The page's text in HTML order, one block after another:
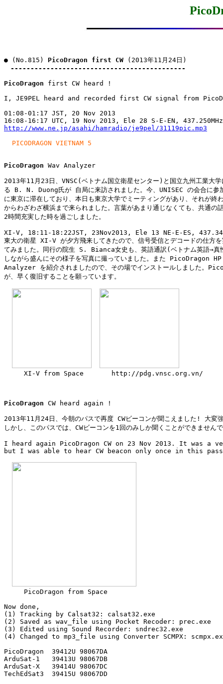
● (No.815) PicoDragon first CW (2013年11月24日)
--------------------------------------------
PicoDragon first CW heard !
I, JE9PEL heard and recorded first CW signal from
01:08-01:17 JST, 20 Nov 2013
http://www.ne.jp/asahi/hamradio/je9pel/31119pic.mp3
PICODRAGON VIETNAM 5
PicoDragon Wav Analyzer
2013年11月23日、VNSC(ベトナム国立衛星センター)と国立九州工業大学
る B. N. Duong氏が 自局に来訪されました。今、UNISEC の会合に参
に東京に滞在しており、本日も東京大学でミーティングがあり、それが終
からわざわざ横浜まで来られました。言葉があまり通じなくても、共通の
2時間充実した時を過ごしました。
XI-V, 18:11-18:22JST, 23Nov2013, Ele 13 NE-E-ES,
東大の衛星 XI-V が夕方飛来してきたので、信号受信とデコードの仕方を
てみました。同行の院生 S. Bianca女史も、英語通訳(ベトナム英語→真
しながら盛んにその様子を写真に撮っていました。また PicoDragon
Analyzer を紹介されましたので、その場でインストールしました。
が、早く復旧することを願っています。
     XI-V from Space
http://pdg.vnsc.org.vn/
PicoDragon CW heard again !
2013年11月24日、今朝のパスで再度 CWビーコンが聞こえました! 大変
しかし、このパスでは、CWビーコンを1回のみしか聞くことができません
I heard again PicoDragon CW on 23 Nov 2013. It was a
but I was able to hear CW beacon only once in this
     PicoDragon from Space
Now done,
(1) Tracking by Calsat32: calsat32.exe
(2) Saved as wav_file using Pocket Recoder: prec.exe
(3) Edited using Sound Recorder: sndrec32.exe
(4) Changed to mp3_file using Converter SCMPX:
PicoDragon  39412U 98067DA
ArduSat-1   39413U 98067DB
ArduSat-X   39414U 98067DC
TechEdSat3  39415U 98067DD